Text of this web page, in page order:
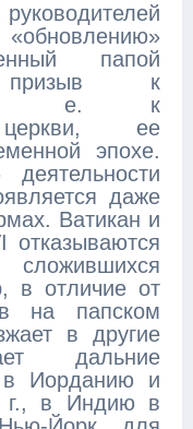
папой
к
т. е. к
церкви, ее
эпохе.
даже
Ватикан и
в отличие от
на папском
в другие
дальние
в Иорданию и
г., в Индию в